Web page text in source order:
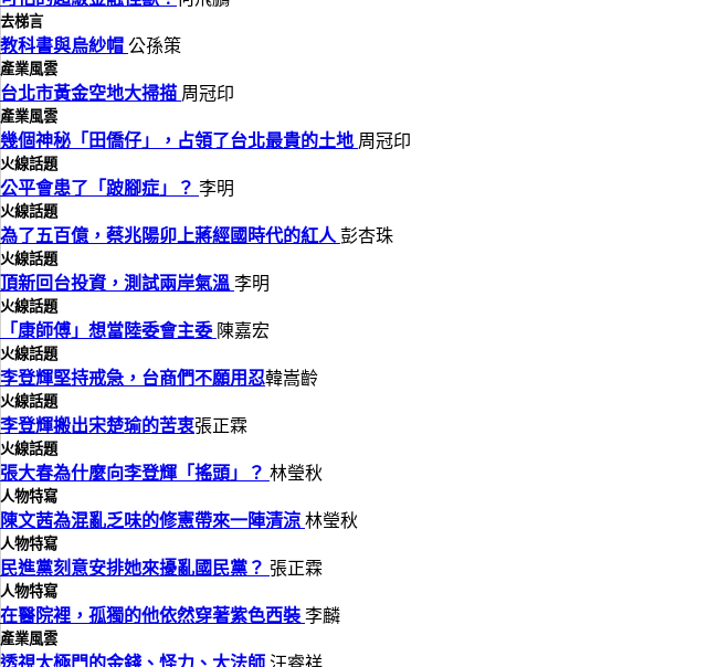
去梯言
教科書與烏紗帽 公孫策
產業風雲
台北市黃金空地大掃描 周冠印
產業風雲
幾個神秘「田僑仔」，占領了台北最貴的土地 周冠印
火線話題
公平會患了「跛腳症」？ 李明
火線話題
為了五百億，蔡兆陽卯上蔣經國時代的紅人 彭杏珠
火線話題
頂新回台投資，測試兩岸氣溫 李明
火線話題
「康師傅」想當陸委會主委 陳嘉宏
火線話題
李登輝堅持戒急，台商們不願用忍韓嵩齡
火線話題
李登輝搬出宋楚瑜的苦衷張正霖
火線話題
張大春為什麼向李登輝「搖頭」？ 林瑩秋
人物特寫
陳文茜為混亂乏味的修憲帶來一陣清涼 林瑩秋
人物特寫
民進黨刻意安排她來擾亂國民黨？ 張正霖
人物特寫
在醫院裡，孤獨的他依然穿著紫色西裝 李麟
產業風雲
透視太極門的金錢、怪力、大法師 汪睿祥